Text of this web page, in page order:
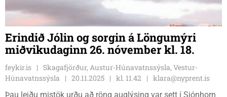
Erindið Jólin og sorgin á Löngumýri
miðvikudaginn 26. nóvember kl. 18.
feykir.is
Skagafjörður, Austur-Húnavatnssýsla, Vestur-
Húnavatnssýsla
20.11.2025 kl. 11.42
klara@nyprent.is
Þau leiðu mistök urðu að röng auglýsing var sett í Sjónhorn